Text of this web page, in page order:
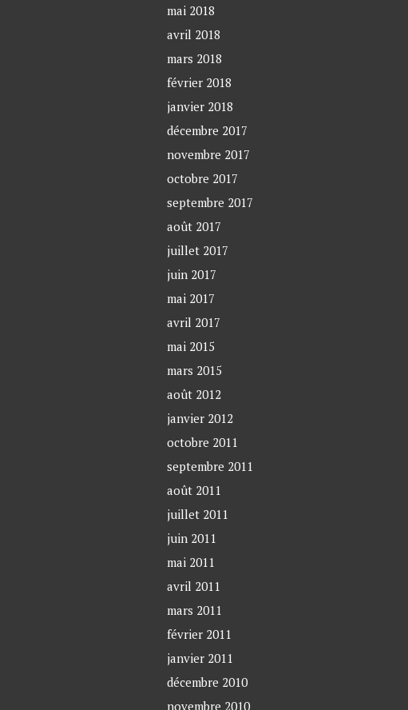
mai 2018
avril 2018
mars 2018
février 2018
janvier 2018
décembre 2017
novembre 2017
octobre 2017
septembre 2017
août 2017
juillet 2017
juin 2017
mai 2017
avril 2017
mai 2015
mars 2015
août 2012
janvier 2012
octobre 2011
septembre 2011
août 2011
juillet 2011
juin 2011
mai 2011
avril 2011
mars 2011
février 2011
janvier 2011
décembre 2010
novembre 2010